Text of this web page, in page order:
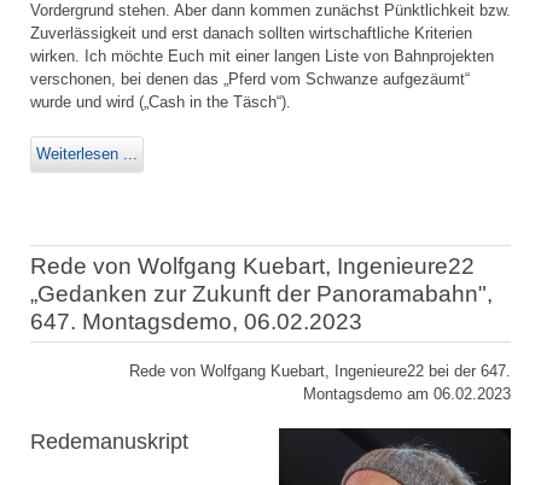
Vordergrund stehen. Aber dann kommen zunächst Pünktlichkeit bzw.
Zuverlässigkeit und erst danach sollten wirtschaftliche Kriterien
wirken. Ich möchte Euch mit einer langen Liste von Bahnprojekten
verschonen, bei denen das „Pferd vom Schwanze aufgezäumt“
wurde und wird („Cash in the Täsch“).
Weiterlesen ...
Rede von Wolfgang Kuebart, Ingenieure22
„Gedanken zur Zukunft der Panoramabahn",
647. Montagsdemo, 06.02.2023
Rede von Wolfgang Kuebart, Ingenieure22 bei der 647.
Montagsdemo am 06.02.2023
Redemanuskript